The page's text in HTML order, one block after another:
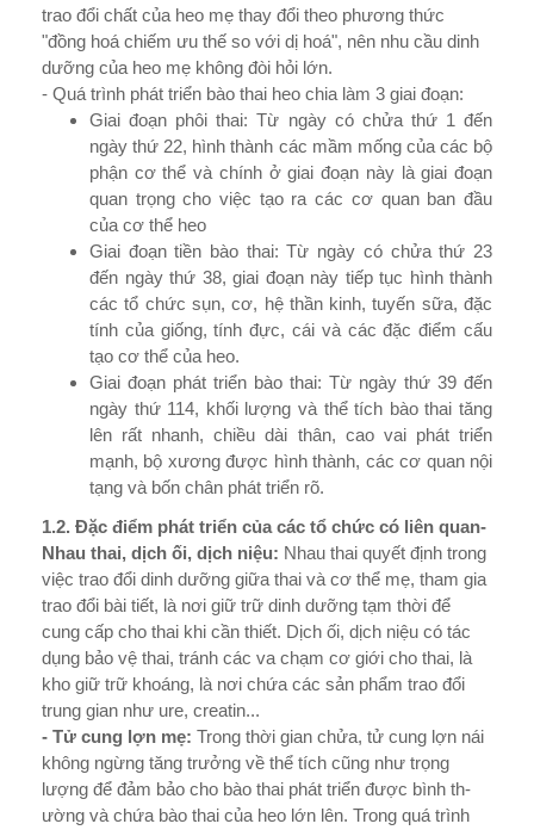
trao đổi chất của heo mẹ thay đổi theo ph­ương thức
"đồng hoá chiếm ­ưu thế so với dị hoá", nên nhu cầu dinh
d­ưỡng của heo mẹ không đòi hỏi lớn.
- Quá trình phát triển bào thai heo chia làm 3 giai đoạn:
Giai đoạn phôi thai: Từ ngày có chửa thứ 1 đến
ngày thứ 22, hình thành các mầm mống của các bộ
phận cơ thể và chính ở giai đoạn này là giai đoạn
quan trọng cho việc tạo ra các cơ quan ban đầu
của cơ thể heo
Giai đoạn tiền bào thai: Từ ngày có chửa thứ 23
đến ngày thứ 38, giai đoạn này tiếp tục hình thành
các tổ chức sụn, cơ, hệ thần kinh, tuyến sữa, đặc
tính của giống, tính đực, cái và các đặc điểm cấu
tạo cơ thể của heo.
Giai đoạn phát triển bào thai: Từ ngày thứ 39 đến
ngày thứ 114, khối l­ượng và thể tích bào thai tăng
lên rất nhanh, chiều dài thân, cao vai phát triển
mạnh, bộ xư­ơng đư­ợc hình thành, các cơ quan nội
tạng và bốn chân phát triển rõ.
1.2. Đặc điểm phát triển của các tổ chức có liên quan-
Nhau thai, dịch ối, dịch niệu: Nhau thai quyết định trong
việc trao đổi dinh d­ưỡng giữa thai và cơ thể mẹ, tham gia
trao đổi bài tiết, là nơi giữ trữ dinh dư­ỡng tạm thời để
cung cấp cho thai khi cần thiết. Dịch ối, dịch niệu có tác
dụng bảo vệ thai, tránh các va chạm cơ giới cho thai, là
kho giữ trữ khoáng, là nơi chứa các sản phẩm trao đổi
trung gian như­ ure, creatin...
- Tử cung lợn mẹ: Trong thời gian chửa, tử cung lợn nái
không ngừng tăng tr­ưởng về thể tích cũng như trọng
lượng để đảm bảo cho bào thai phát triển đ­ược bình th­
ường và chứa bào thai của heo lớn lên. Trong quá trình